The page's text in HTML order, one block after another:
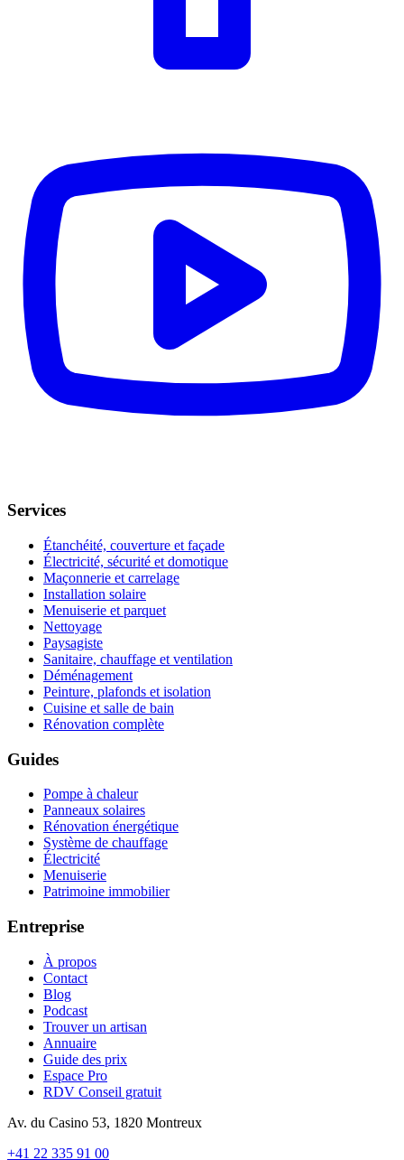
Services
Étanchéité, couverture et façade
Électricité, sécurité et domotique
Maçonnerie et carrelage
Installation solaire
Menuiserie et parquet
Nettoyage
Paysagiste
Sanitaire, chauffage et ventilation
Déménagement
Peinture, plafonds et isolation
Cuisine et salle de bain
Rénovation complète
Guides
Pompe à chaleur
Panneaux solaires
Rénovation énergétique
Système de chauffage
Électricité
Menuiserie
Patrimoine immobilier
Entreprise
À propos
Contact
Blog
Podcast
Trouver un artisan
Annuaire
Guide des prix
Espace Pro
RDV Conseil gratuit
Av. du Casino 53, 1820 Montreux
+41 22 335 91 00